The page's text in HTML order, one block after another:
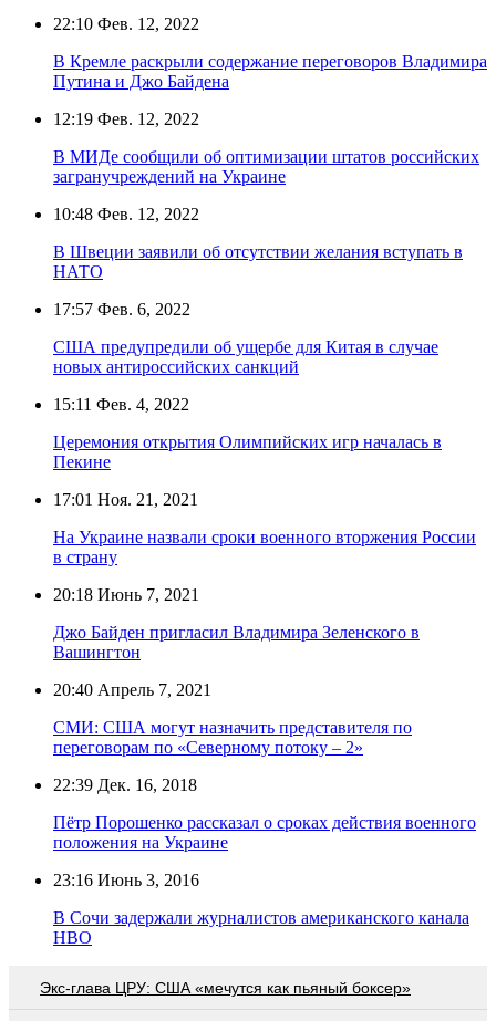
22:10 Фев. 12, 2022
В Кремле раскрыли содержание переговоров Владимира
Путина и Джо Байдена
12:19 Фев. 12, 2022
В МИДе сообщили об оптимизации штатов российских
загранучреждений на Украине
10:48 Фев. 12, 2022
В Швеции заявили об отсутствии желания вступать в
НАТО
17:57 Фев. 6, 2022
США предупредили об ущербе для Китая в случае
новых антироссийских санкций
15:11 Фев. 4, 2022
Церемония открытия Олимпийских игр началась в
Пекине
17:01 Ноя. 21, 2021
На Украине назвали сроки военного вторжения России
в страну
20:18 Июнь 7, 2021
Джо Байден пригласил Владимира Зеленского в
Вашингтон
20:40 Апрель 7, 2021
СМИ: США могут назначить представителя по
переговорам по «Северному потоку – 2»
22:39 Дек. 16, 2018
Пётр Порошенко рассказал о сроках действия военного
положения на Украине
23:16 Июнь 3, 2016
В Сочи задержали журналистов американского канала
НВО
Экс-глава ЦРУ: США «мечутся как пьяный боксер»